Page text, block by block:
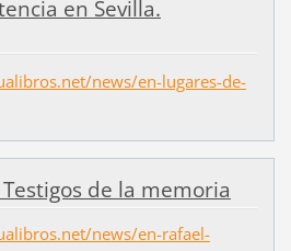
en Sevilla.
news/en-lugares-de-
de la memoria
news/en-rafael-